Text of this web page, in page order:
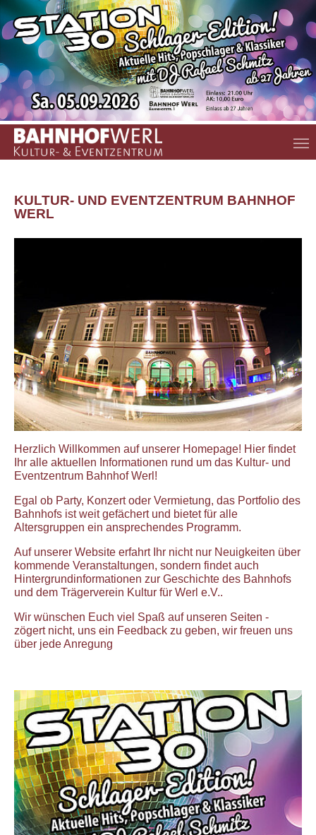
Zum Hauptinhalt springen
KULTUR- UND EVENTZENTRUM BAHNHOF
WERL
Herzlich Willkommen auf unserer Homepage! Hier findet
Ihr alle aktuellen Informationen rund um das Kultur- und
Eventzentrum Bahnhof Werl!
Egal ob Party, Konzert oder Vermietung, das Portfolio des
Bahnhofs ist weit gefächert und bietet für alle
Altersgruppen ein ansprechendes Programm.
Auf unserer Website erfahrt Ihr nicht nur Neuigkeiten über
kommende Veranstaltungen, sondern findet auch
Hintergrundinformationen zur Geschichte des Bahnhofs
und dem Trägerverein Kultur für Werl e.V..
Wir wünschen Euch viel Spaß auf unseren Seiten -
zögert nicht, uns ein Feedback zu geben, wir freuen uns
über jede Anregung